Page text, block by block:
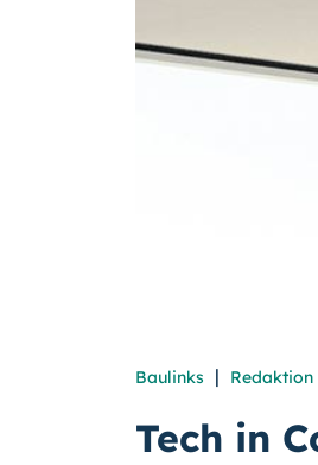
Baulinks | Redaktion
Tech in